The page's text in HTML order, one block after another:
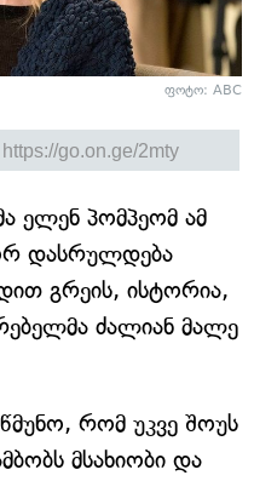
ფოტო: ABC
ელენ პომპეომ ამ
დასრულდება
გრეის, ისტორია,
ძალიან მალე
რომ უკვე შოუს
მსახიობი და